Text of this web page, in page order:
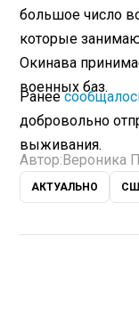
большое число
которые
Окинава
военных баз.
Ранее
добровольно
выживания.
Автор:Вероника
АКТУАЛЬНО